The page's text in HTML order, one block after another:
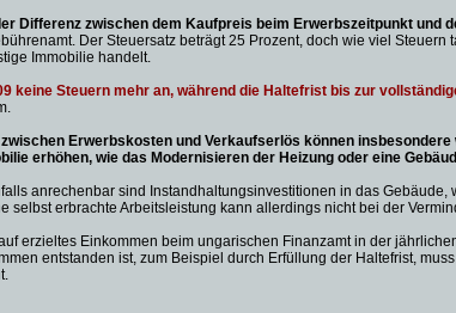
Differenz zwischen dem Kaufpreis beim Erwerbszeitpunkt und
Der Steuersatz beträgt 25 Prozent, doch wie viel
Immobilie handelt.
keine Steuern mehr an, während die Haltefrist bis zur
Erwerbskosten und Verkaufserlös können
erhöhen, wie das Modernisieren der Heizung oder eine
anrechenbar sind Instandhaltungsinvestitionen in das
selbst erbrachte Arbeitsleistung kann allerdings nicht bei der
erzieltes Einkommen beim ungarischen Finanzamt in der
entstanden ist, zum Beispiel durch Erfüllung der Haltefrist,